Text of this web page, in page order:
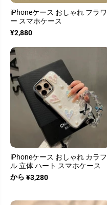
iPhoneケース おしゃれ フラワ
ー スマホケース
¥2,880
iPhoneケース おしゃれ カラフ
ル 立体 ハート スマホケース
から ¥3,280